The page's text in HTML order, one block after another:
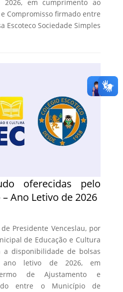
em cumprimento ao
Compromisso firmado entre
Escoteco Sociedade Simples
oferecidas pelo
Ano Letivo de 2026
Presidente Venceslau, por
de Educação e Cultura
a disponibilidade de bolsas
letivo de 2026, em
de Ajustamento e
entre o Município de